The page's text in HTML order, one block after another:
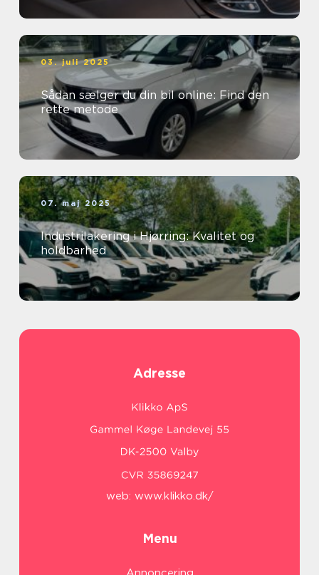
03. juli 2025
Sådan sælger du din bil online: Find den
rette metode
07. maj 2025
Industrilakering i Hjørring: Kvalitet og
holdbarhed
Adresse
web: www.klikko.dk/
Menu